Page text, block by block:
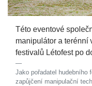
Této eventové
manipulátor a terénní
festivalů Létofest po
Jako pořadatel hudebního
zapůjčení manipulační